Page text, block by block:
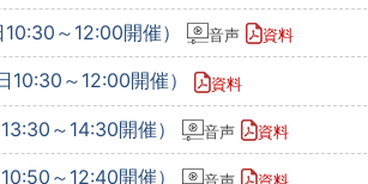
～12:00開催） 音声 資料
10:30～12:00開催） 資料
～14:30開催） 音声 資料
～12:40開催） 音声 資料